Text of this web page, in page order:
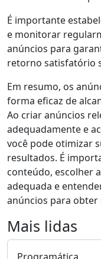
É importante
e monitorar
anúncios para
retorno satisfatório
Em resumo, os
forma eficaz de
Ao criar anúncios
adequadamente e
você pode otimizar
resultados. É
conteúdo, escolher
adequada e
anúncios para obter
Mais lidas